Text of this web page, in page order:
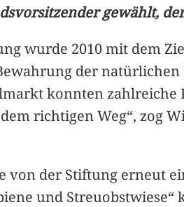
gewählt,
wurde 2010 mit dem
der
konnten
richtigen Weg“, zog
von der Stiftung erneut
und